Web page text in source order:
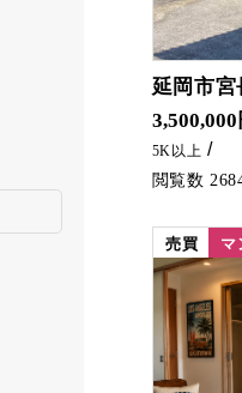
12
延岡市
3,500,000
5K以上
売買 マ